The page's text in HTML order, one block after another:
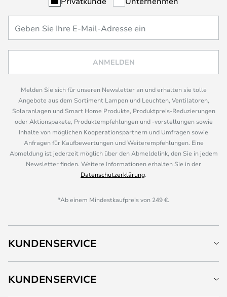
ANMELDEN
Melden Sie sich für unseren Newsletter an und erhalten sie tolle
Angebote aus dem Sortiment Lampen und Leuchten, Ventilatoren,
Solaranlagen und Smart Home Produkte, Produktpreis-Reduzierungen
oder Aktionspakete, Produktempfehlungen und -vorstellungen sowie
Inhalte von möglichen Kooperationspartnern und Umfragen sowie
Anfragen für Kaufbewertungen und Weiterempfehlungen. Eine
Abmeldung ist jederzeit möglich über den Abmeldelink, den Sie in jedem
Newsletter finden. Weitere Informationen erhalten Sie in der
Datenschutzerklärung.
*Ab einem Mindestkaufpreis von 249 €.
KUNDENSERVICE
KUNDENSERVICE